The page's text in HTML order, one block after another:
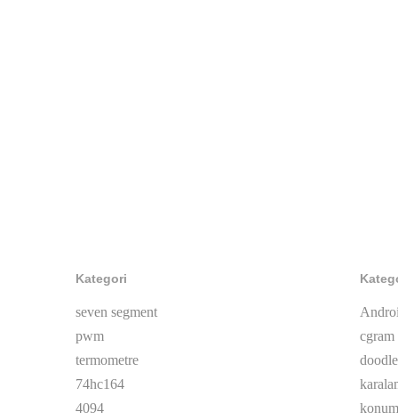
Kategori
seven segment
pwm
termometre
74hc164
4094
cgram
doodle